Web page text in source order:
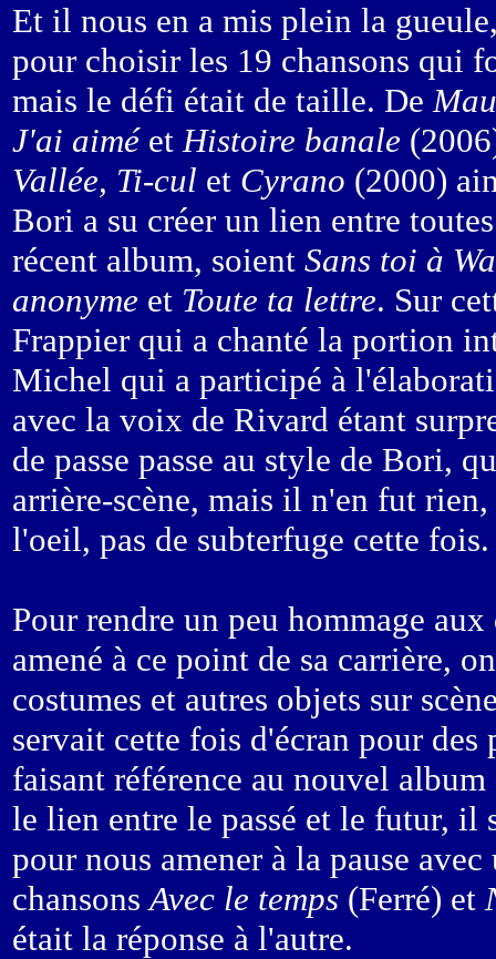
Et il nous en a mis plein la
pour choisir les 19 chansons qui
mais le défi était de taille. De
J'ai aiméetHistoire banale
Vallée, Ti-cul et Cyrano (2000)
Bori a su créer un lien entre
récent album, soient Sans toi à
anonyme et Toute ta lettre. Sur
Frappier qui a chanté la portion
Michel qui a participé à
avec la voix de Rivard étant
de passe passe au style de Bori,
arrière-scène, mais il n'en fut
l'oeil, pas de subterfuge cette fois.
Pour rendre un peu hommage
amené à ce point de sa carrière,
costumes et autres objets sur
servait cette fois d'écran pour
faisant référence au nouvel album
le lien entre le passé et le futur, il
pour nous amener à la pause
chansonsAvec le temps (Ferré) et
était la réponse à l'autre.